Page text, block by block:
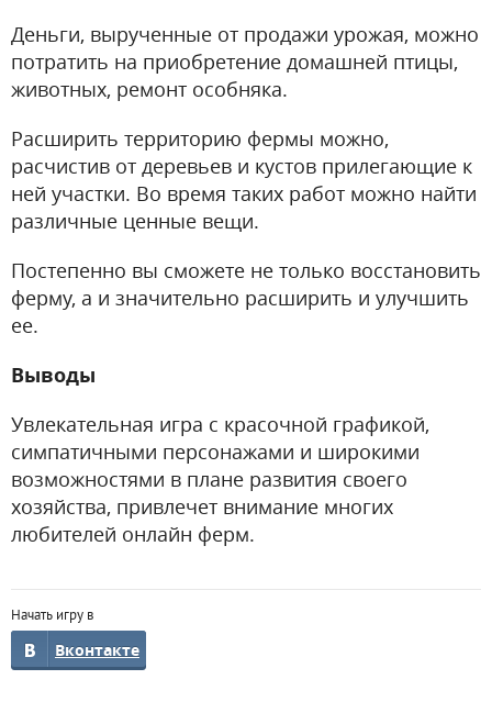
Деньги, вырученные от продажи урожая, можно
потратить на приобретение домашней птицы,
животных, ремонт особняка.
Расширить территорию фермы можно,
расчистив от деревьев и кустов прилегающие к
ней участки. Во время таких работ можно найти
различные ценные вещи.
Постепенно вы сможете не только восстановить
ферму, а и значительно расширить и улучшить
ее.
Выводы
Увлекательная игра с красочной графикой,
симпатичными персонажами и широкими
возможностями в плане развития своего
хозяйства, привлечет внимание многих
любителей онлайн ферм.
Начать игру в
Вконтакте